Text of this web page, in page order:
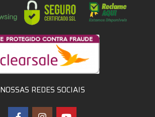
NOSSAS REDES SOCIAIS